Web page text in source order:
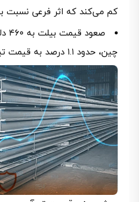
کم می‌کند که اثر فرعی نسبت
چین، حدود ۱.۱ درصد به قیمت تیرآهن اضافه خواهد کرد.